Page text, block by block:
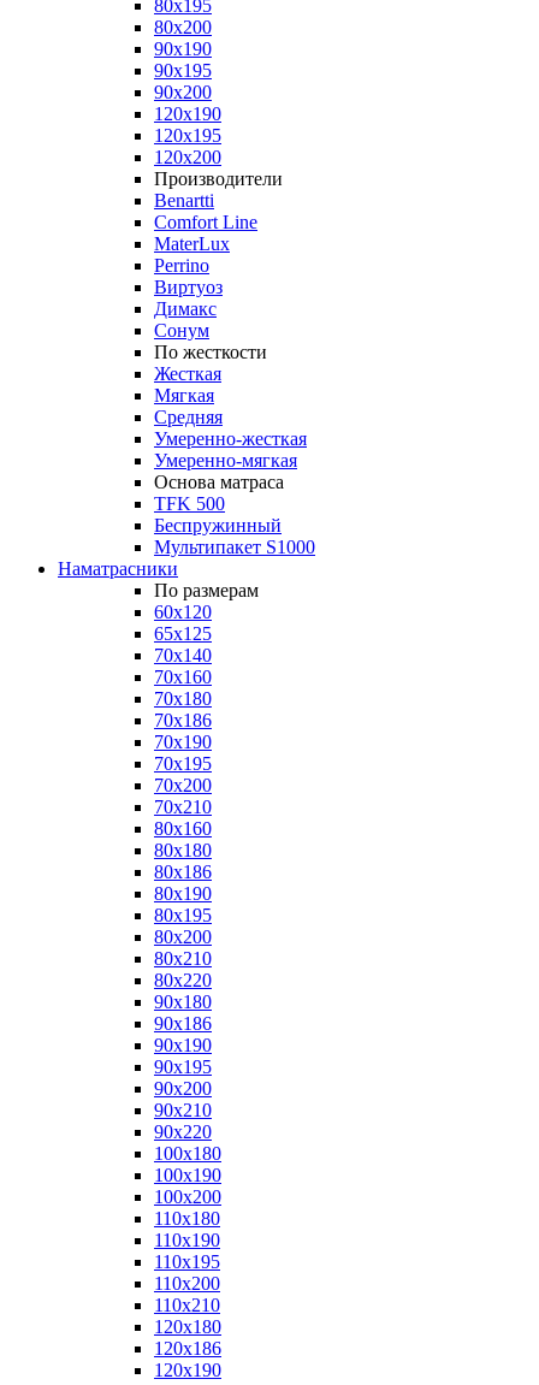
80x195
80x200
90x190
90x195
90x200
120x190
120x195
120x200
Производители
Benartti
Comfort Line
MaterLux
Perrino
Виртуоз
Димакс
Сонум
По жесткости
Жесткая
Мягкая
Средняя
Умеренно-жесткая
Умеренно-мягкая
Основа матраса
TFK 500
Беспружинный
Мультипакет S1000
Наматрасники
По размерам
60x120
65x125
70x140
70x160
70x180
70x186
70x190
70x195
70x200
70x210
80x160
80x180
80x186
80x190
80x195
80x200
80x210
80x220
90x180
90x186
90x190
90x195
90x200
90x210
90x220
100x180
100x190
100x200
110x180
110x190
110x195
110x200
110x210
120x180
120x186
120x190